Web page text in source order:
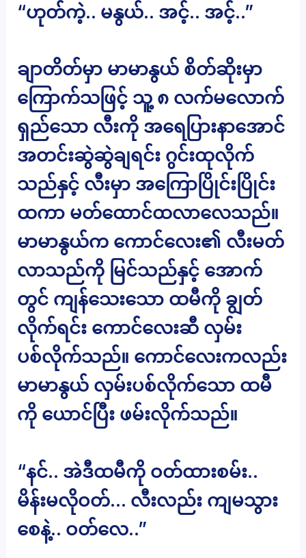
“ဟုတ်ကဲ့.. မနွယ်.. အင့်.. အင့်..”
ချာတိတ်မှာ မာမာနွယ် စိတ်ဆိုးမှာ
ကြောက်သဖြင့် သူ့ ၈ လက်မလောက်
ရှည်သော လီးကို အရေပြားနာအောင်
အတင်းဆွဲဆွဲချရင်း ဂွင်းထုလိုက်
သည်နှင့် လီးမှာ အကြောပြိုင်းပြိုင်း
ထကာ မတ်ထောင်ထလာလေသည်။
မာမာနွယ်က ကောင်လေး၏ လီးမတ်
လာသည်ကို မြင်သည်နှင့် အောက်
တွင် ကျန်သေးသော ထမီကို ချွတ်
လိုက်ရင်း ကောင်လေးဆီ လှမ်း
ပစ်လိုက်သည်။ ကောင်လေးကလည်း
မာမာနွယ် လှမ်းပစ်လိုက်သော ထမီ
ကို ယောင်ပြီး ဖမ်းလိုက်သည်။
“နင်.. အဲဒီထမီကို ဝတ်ထားစမ်း..
မိန်းမလိုဝတ်… လီးလည်း ကျမသွား
စေနဲ့.. ဝတ်လေ..”